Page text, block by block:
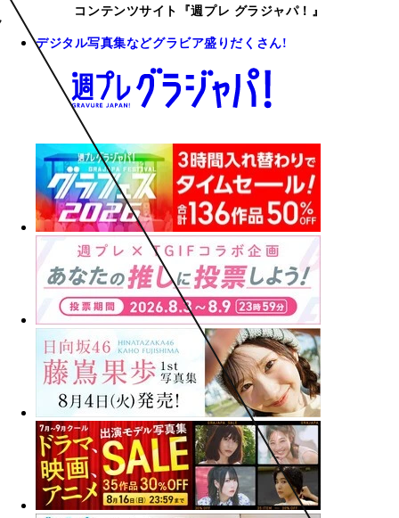
コンテンツサイト『週プレ グラジャパ！』
デジタル写真集などグラビア盛りだくさん!